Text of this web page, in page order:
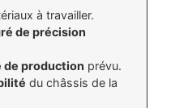
à travailler.
de précision
de production prévu.
du châssis de la